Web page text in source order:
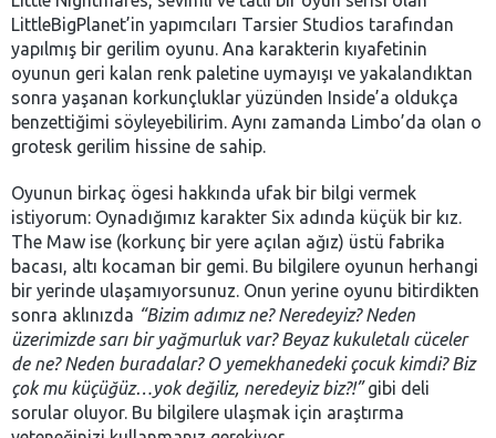
LittleBigPlanet’in yapımcıları Tarsier Studios tarafından
yapılmış bir gerilim oyunu. Ana karakterin kıyafetinin
oyunun geri kalan renk paletine uymayışı ve yakalandıktan
sonra yaşanan korkunçluklar yüzünden Inside’a oldukça
benzettiğimi söyleyebilirim. Aynı zamanda Limbo’da olan o
grotesk gerilim hissine de sahip.
Oyunun birkaç ögesi hakkında ufak bir bilgi vermek
istiyorum: Oynadığımız karakter Six adında küçük bir kız.
The Maw ise (korkunç bir yere açılan ağız) üstü fabrika
bacası, altı kocaman bir gemi. Bu bilgilere oyunun herhangi
bir yerinde ulaşamıyorsunuz. Onun yerine oyunu bitirdikten
sonra aklınızda “Bizim adımız ne? Neredeyiz? Neden
üzerimizde sarı bir yağmurluk var? Beyaz kukuletalı cüceler
de ne? Neden buradalar? O yemekhanedeki çocuk kimdi? Biz
çok mu küçüğüz…yok değiliz, neredeyiz biz?!”gibi deli
sorular oluyor. Bu bilgilere ulaşmak için araştırma